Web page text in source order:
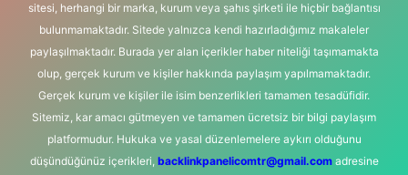
sitesi, herhangi bir marka, kurum veya şahıs şirketi ile hiçbir bağlantısı
bulunmamaktadır. Sitede yalnızca kendi hazırladığımız makaleler
paylaşılmaktadır. Burada yer alan içerikler haber niteliği taşımamakta
olup, gerçek kurum ve kişiler hakkında paylaşım yapılmamaktadır.
Gerçek kurum ve kişiler ile isim benzerlikleri tamamen tesadüfidir.
Sitemiz, kar amacı gütmeyen ve tamamen ücretsiz bir bilgi paylaşım
platformudur. Hukuka ve yasal düzenlemelere aykırı olduğunu
düşündüğünüz içerikleri, backlinkpanelicomtr@gmail.comadresine